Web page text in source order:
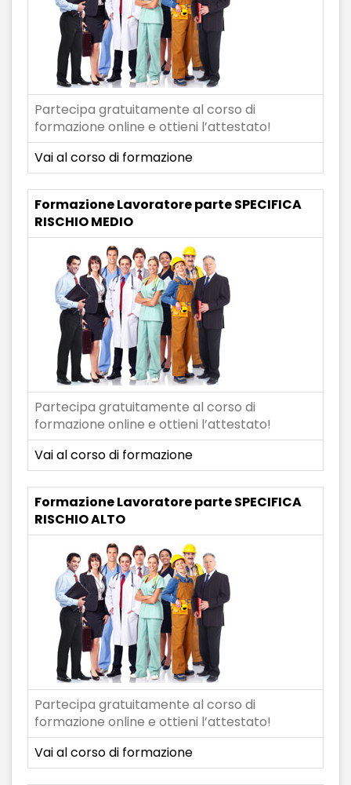
Partecipa gratuitamente al corso di
formazione online e ottieni l’attestato!
Vai al corso di formazione
Formazione Lavoratore parte SPECIFICA
RISCHIO MEDIO
Partecipa gratuitamente al corso di
formazione online e ottieni l’attestato!
Vai al corso di formazione
Formazione Lavoratore parte SPECIFICA
RISCHIO ALTO
Partecipa gratuitamente al corso di
formazione online e ottieni l’attestato!
Vai al corso di formazione